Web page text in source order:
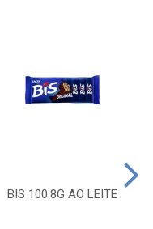
BIS 100.8G AO LEITE